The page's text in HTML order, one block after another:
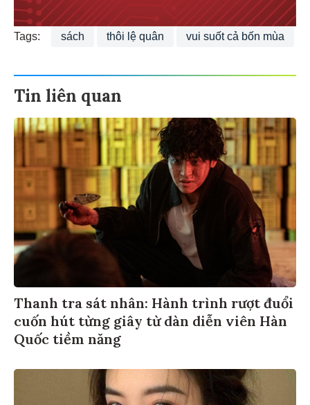
Tags: sách thôi lệ quân vui suốt cả bốn mùa
Tin liên quan
Thanh tra sát nhân: Hành trình rượt đuổi
cuốn hút từng giây từ dàn diễn viên Hàn
Quốc tiềm năng